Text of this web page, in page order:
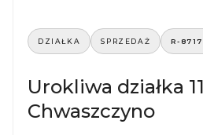
DZIAŁKA SPRZEDAŻ R-
Urokliwa działka
Chwaszczyno